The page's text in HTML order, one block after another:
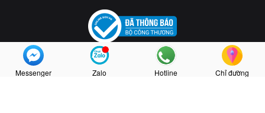
Messenger Zalo Hotline Chỉ đường